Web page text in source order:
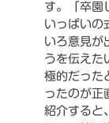
す。「卒園
いっぱいの
いろ意見が
うを伝えた
極的だった
ったのが正
紹介すると